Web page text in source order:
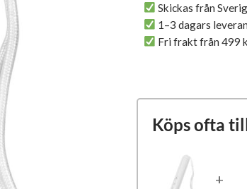
Skickas från
1–3 dagars
Fri frakt från 499
Köps ofta
+